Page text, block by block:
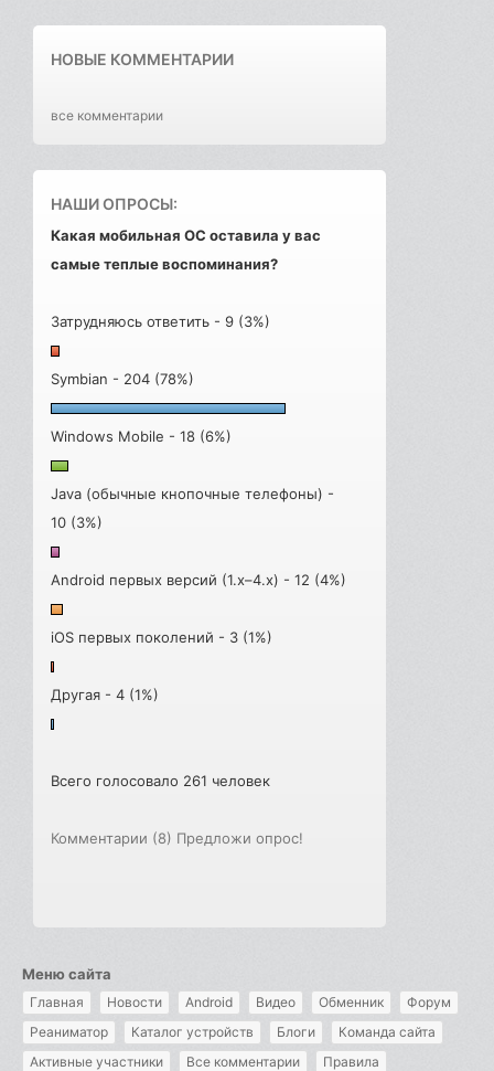
НОВЫЕ КОММЕНТАРИИ
все комментарии
НАШИ ОПРОСЫ:
Какая мобильная ОС оставила у вас
самые теплые воспоминания?
Затрудняюсь ответить - 9 (3%)
Symbian - 204 (78%)
Windows Mobile - 18 (6%)
Java (обычные кнопочные телефоны) -
10 (3%)
Android первых версий (1.x–4.x) - 12 (4%)
iOS первых поколений - 3 (1%)
Другая - 4 (1%)
Всего голосовало 261 человек
Комментарии (8) Предложи опрос!
Меню сайта
Главная Новости Android Видео Обменник
Форум
Реаниматор
Каталог устройств Блоги
Команда сайта
Активные участники
Все комментарии Правила